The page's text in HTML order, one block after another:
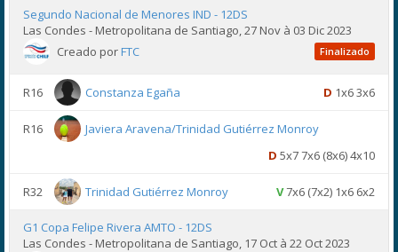
Segundo Nacional de Menores IND - 12DS
Las Condes - Metropolitana de Santiago, 27 Nov à 03 Dic 2023
Creado porFTC Finalizado
R16 Constanza Egaña D 1x6 3x6
R16
Javiera Aravena/Trinidad Gutiérrez Monroy
D 5x7 7x6 (8x6) 4x10
R32 Trinidad Gutiérrez Monroy V7x6 (7x2) 1x6 6x2
G1 Copa Felipe Rivera AMTO - 12DS
Las Condes - Metropolitana de Santiago, 17 Oct à 22 Oct 2023